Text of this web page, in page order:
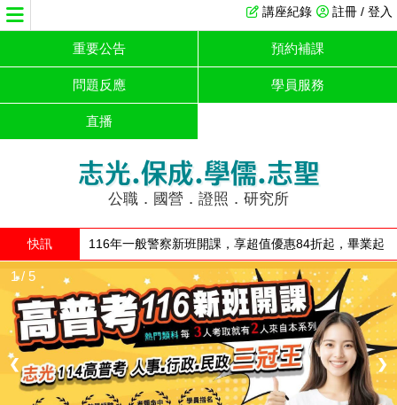
註冊 / 登入
講座紀錄
重要公告 預約補課
問題反應 學員服務
直播
志光.保成.學儒.志聖
公職．國營．證照．研究所
快訊 116年一般警察新班開課，享超值優惠84折起，畢業起
薪7萬想準備趁現在，。
1 / 5
❮ ❯